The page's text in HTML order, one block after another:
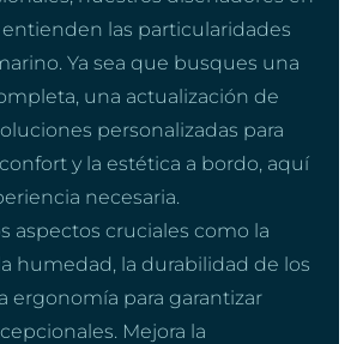
las particularidades
Ya sea que busques una
una actualización de
personalizadas para
y la estética a bordo, aquí
necesaria.
aspectos cruciales como la
humedad, la durabilidad de los
ergonomía para garantizar
Mejora la